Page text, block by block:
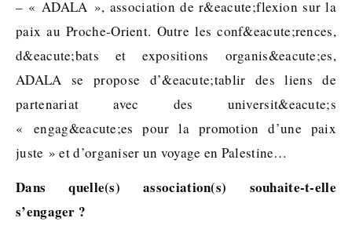
– « ADALA », association de r&eacute;flexion sur la
paix au Proche-Orient. Outre les conf&eacute;rences,
d&eacute;bats et expositions organis&eacute;es,
ADALA se propose d’&eacute;tablir des liens de
partenariat avec des universit&eacute;s
« engag&eacute;es pour la promotion d’une paix
juste » et d’organiser un voyage en Palestine…
Dans quelle(s) association(s) souhaite-t-elle
s’engager ?